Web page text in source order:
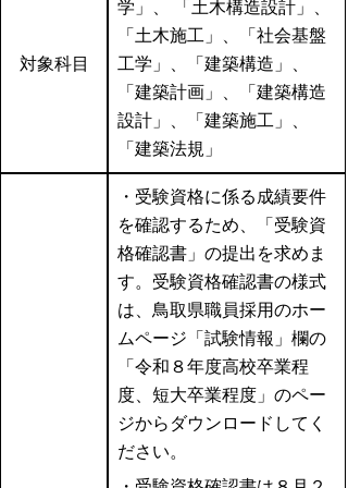
対象科目
学」、 「土木構造設計」、
「土木施工」、「社会基盤
工学」、「建築構造」、
「建築計画」、「建築構造
設計」、「建築施工」、
「建築法規」
・受験資格に係る成績要件
を確認するため、「受験資
格確認書」の提出を求めま
す。受験資格確認書の様式
は、鳥取県職員採用のホー
ムページ「試験情報」欄の
「令和８年度高校卒業程
度、短大卒業程度」のペー
ジからダウンロードしてく
ださい。